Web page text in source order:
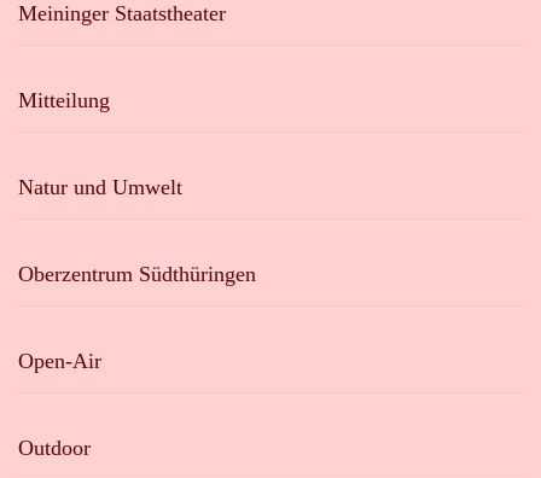
Meininger Staatstheater
Mitteilung
Natur und Umwelt
Oberzentrum Südthüringen
Open-Air
Outdoor